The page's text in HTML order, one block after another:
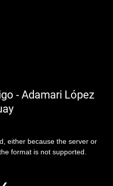
- Adamari López
either because the server or
format is not supported.